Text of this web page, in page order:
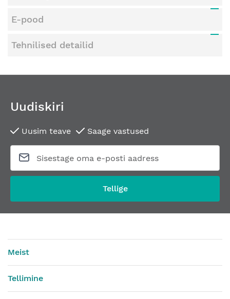
E-pood
Tehnilised detailid
Uudiskiri
Uusim teave Saage vastused
Tellige
Meist
Tellimine